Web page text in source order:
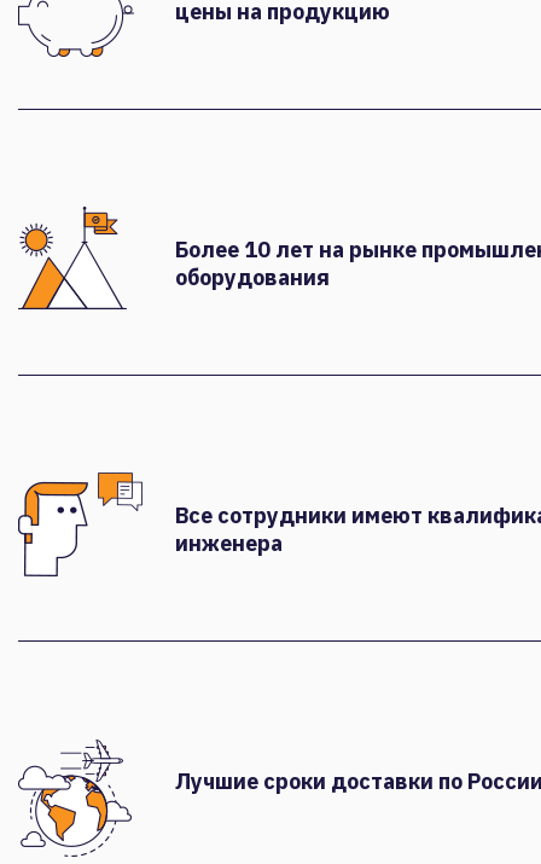
цены на продукцию
Более 10 лет на рынке
оборудования
Все сотрудники имеют
инженера
Лучшие сроки доставки по